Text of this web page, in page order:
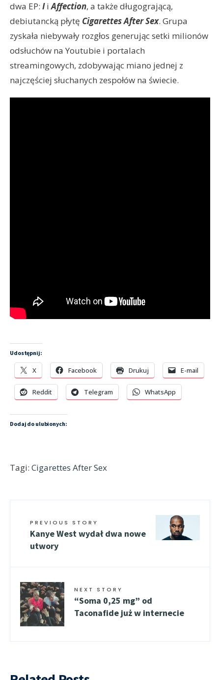
dwa EP: IiAffection, a także długogrającą,
debiutancką płytę Cigarettes After Sex. Grupa
zyskała niebywały rozgłos generując setki milionów
odsłuchów na Youtubie i portalach
streamingowych, zdobywając miano jednej z
najczęściej słuchanych zespołów na świecie.
Udostępnij:
X Facebook Drukuj E-mail
Reddit Telegram WhatsApp
Dodaj do ulubionych:
Tagi: Cigarettes After Sex
PREVIOUS STORY
Kanye West wydał dwa nowe
utwory
NEXT STORY
“Soma 0,25 mg” od
Taconafide już w internecie